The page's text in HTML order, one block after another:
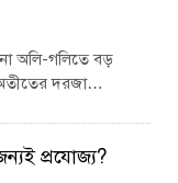
অলি-গলিতে বড়
দরজা…
প্রযোজ্য?